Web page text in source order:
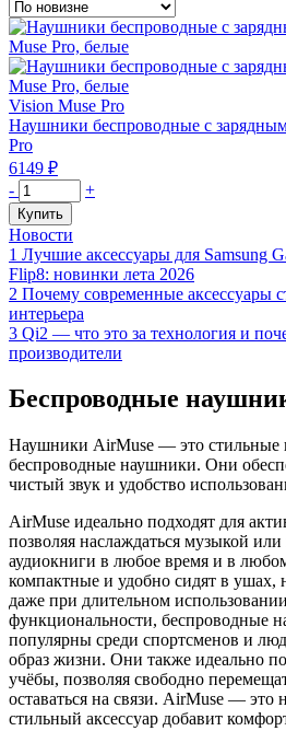
Vision Muse Pro
Наушники беспроводные с
Pro
6149 ₽
Количество
товара
Наушники
беспроводные
с
зарядным
кейсом
VLP
Vision
Muse
белые
- +
Купить
Новости
1 Лучшие аксессуары для Samsung
Flip8: новинки лета 2026
2 Почему современные аксессуары
интерьера
3 Qi2 — что это за технология и
производители
Беспроводные
Наушники AirMuse — это стильные
беспроводные наушники. Они
чистый звук и удобство
AirMuse идеально подходят для
позволяя наслаждаться музыкой
аудиокниги в любое время и в
компактные и удобно сидят в ушах,
даже при длительном
функциональности, беспроводные
популярны среди спортсменов и
образ жизни. Они также идеально
учёбы, позволяя свободно
оставаться на связи. AirMuse — это
стильный аксессуар добавит